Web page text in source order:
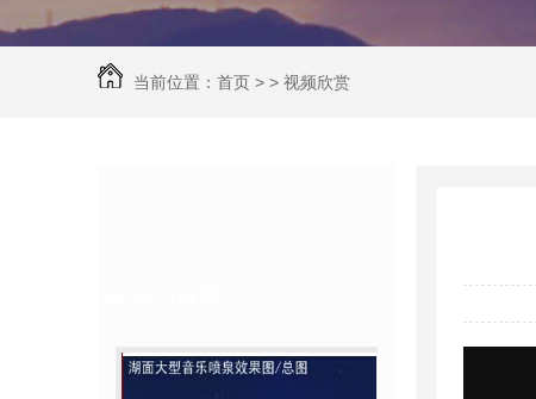
当前位置： 首页 > > 视频欣赏